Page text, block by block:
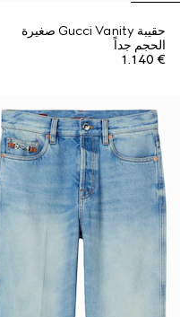
حقيبة Gucci Vanity صغيرة
الحجم جداً
€ 1.140